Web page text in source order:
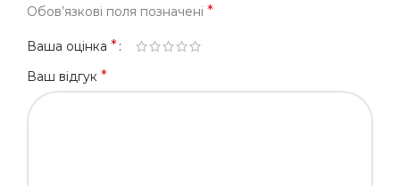
Обов’язкові поля позначені *
Ваша оцінка *
Ваш відгук *